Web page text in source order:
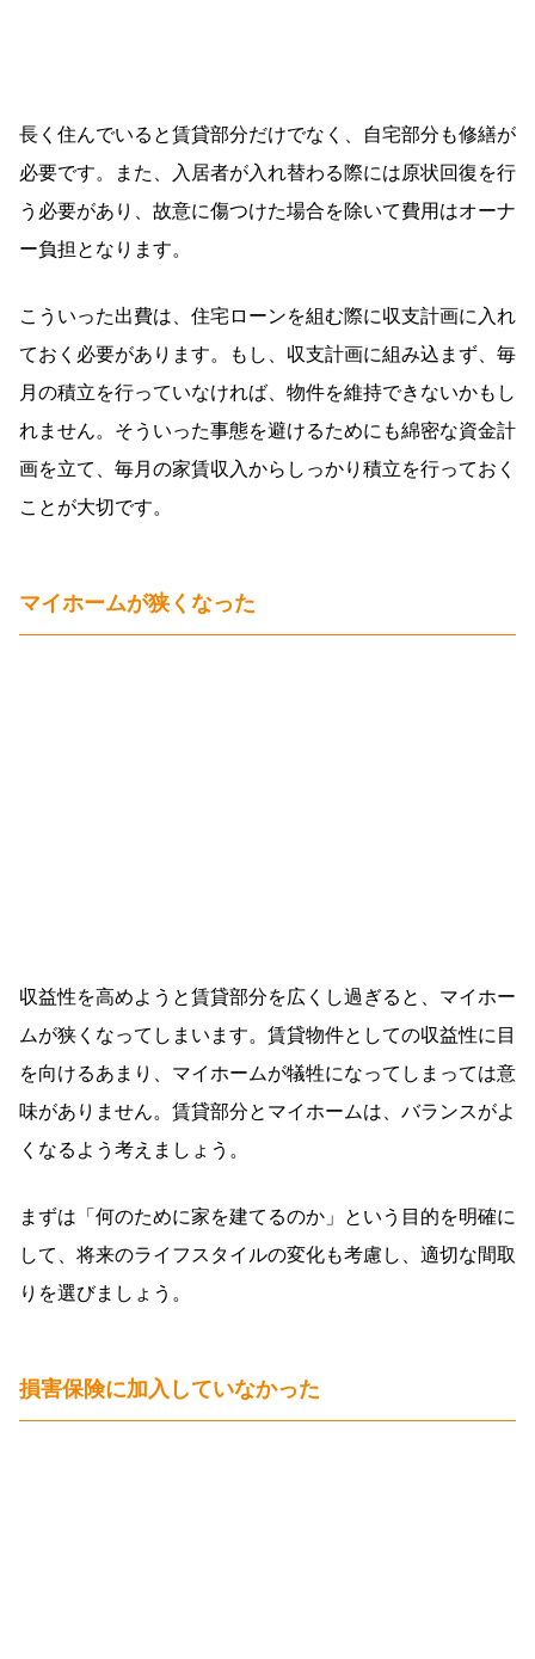
長く住んでいると賃貸部分だけでなく、自宅部分も修繕が
必要です。また、入居者が入れ替わる際には原状回復を行
う必要があり、故意に傷つけた場合を除いて費用はオーナ
ー負担となります。
こういった出費は、住宅ローンを組む際に収支計画に入れ
ておく必要があります。もし、収支計画に組み込まず、毎
月の積立を行っていなければ、物件を維持できないかもし
れません。そういった事態を避けるためにも綿密な資金計
画を立て、毎月の家賃収入からしっかり積立を行っておく
ことが大切です。
マイホームが狭くなった
収益性を高めようと賃貸部分を広くし過ぎると、マイホー
ムが狭くなってしまいます。賃貸物件としての収益性に目
を向けるあまり、マイホームが犠牲になってしまっては意
味がありません。賃貸部分とマイホームは、バランスがよ
くなるよう考えましょう。
まずは「何のために家を建てるのか」という目的を明確に
して、将来のライフスタイルの変化も考慮し、適切な間取
りを選びましょう。
損害保険に加入していなかった